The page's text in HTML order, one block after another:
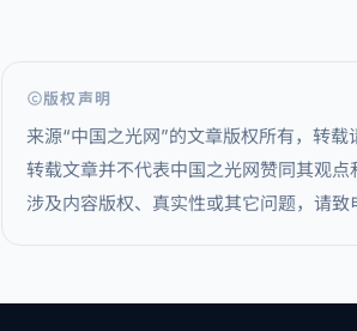
版权声明
来源“中国之光网”的文章版权所有，转载
转载文章并不代表中国之光网赞同其观点
涉及内容版权、真实性或其它问题，请